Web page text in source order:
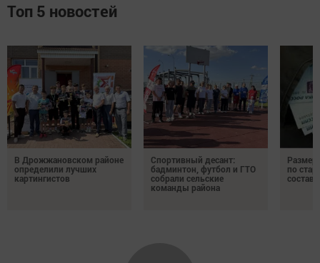
Топ 5 новостей
В Дрожжановском районе
определили лучших
картингистов
Спортивный десант:
бадминтон, футбол и ГТО
собрали сельские
команды района
Размер
по